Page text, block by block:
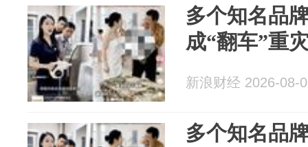
多个知名品
成“翻车”重
新浪财经 2026-08-
多个知名品